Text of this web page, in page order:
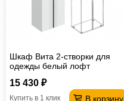
Шкаф Вита 2-створки для
одежды белый лофт
15 430 ₽
В корзину
Купить в 1 клик